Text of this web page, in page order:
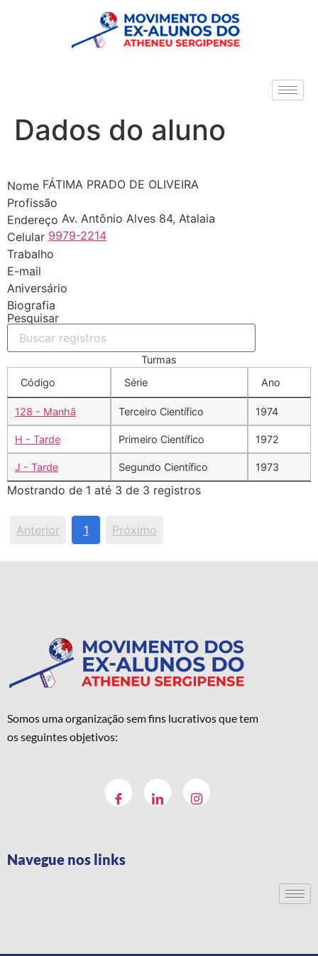
Dados do aluno
Nome FÁTIMA PRADO DE OLIVEIRA
Profissão
Endereço Av. Antônio Alves 84, Atalaia
Celular 9979-2214
Trabalho
E-mail
Aniversário
Biografia
Pesquisar
Turmas
Código
Série Ano
128 - Manhã Terceiro Científico 1974
H - Tarde Primeiro Científico 1972
J - Tarde Segundo Científico 1973
Mostrando de 1 até 3 de 3 registros
Anterior 1 Próximo
Somos uma organização sem fins lucrativos que tem
os seguintes objetivos:
Navegue nos links